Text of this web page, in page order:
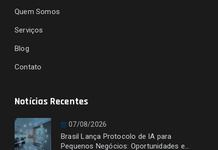
Quem Somos
Serviços
Blog
Contato
Notícias Recentes
07/08/2026
Brasil Lança Protocolo de IA para
Pequenos Negócios: Oportunidades e